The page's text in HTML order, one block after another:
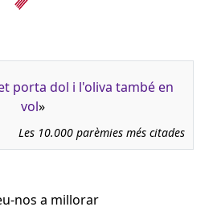
porta dol i l'oliva també en
vol»
Les 10.000 parèmies més citades
nos a millorar